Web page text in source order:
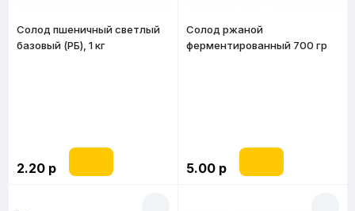
Солод пшеничный светлый
базовый (РБ), 1 кг
2.20 р
Солод ржаной
ферментированный 700 гр
5.00 р